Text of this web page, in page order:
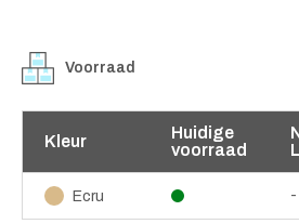
Voorraad
Kleur
Huidige
voorraad
Ecru -